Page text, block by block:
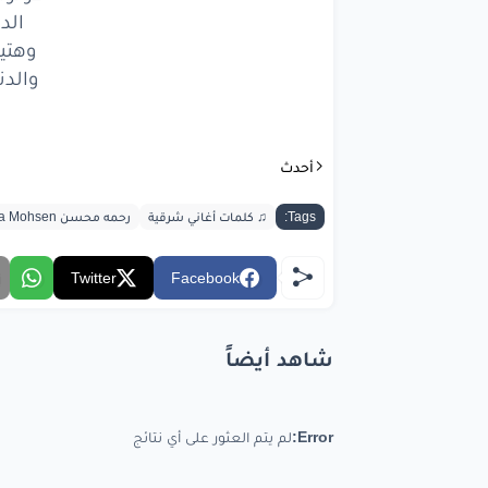
دانا
أحدث
Tags: ♫ كلمات أغاني شرقية رحمه محسن Rahma Mohsen
Facebook
Twitter
شاهد أيضاً
Error: لم يتم العثور على أي نتائج